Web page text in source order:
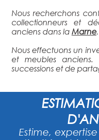
Nous recherchons
collectionneurs et
anciens dans la Marne.
Nous effectuons un
et meubles
successions et de
Estime,